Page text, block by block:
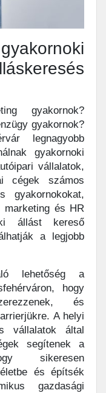
gyakornok?
gyakornok?
legnagyobb
gyakornoki
vállalatok,
cégek számos
gyakornokokat,
marketing és HR
állást kereső
a legjobb
lehetőség a
hogy
és
A helyi
vállalatok által
segítenek a
sikeresen
és építsék
gazdasági